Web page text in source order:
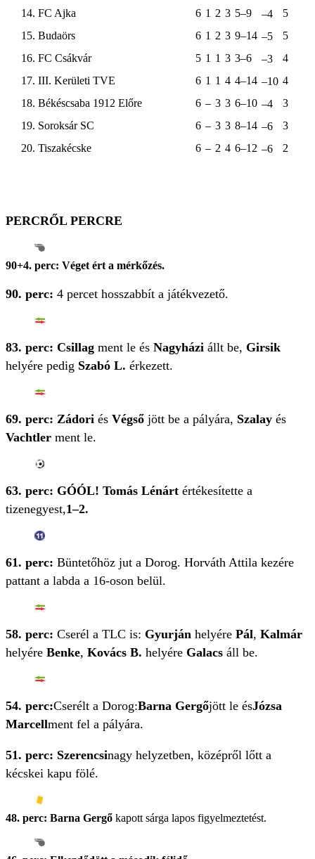
14. FC Ajka
6 1 2 3 5–9 –4
5
15. Budaörs
6 1 2 3 9–14 –5
5
16. FC Csákvár
5 1 1 3 3–6 –3
4
17. III. Kerületi TVE
6 1 1 4 4–14 –10 4
18. Békéscsaba 1912 Előre
6 – 3 3 6–10 –4
3
19. Soroksár SC
6 – 3 3 8–14 –6
3
20. Tiszakécske
6 – 2 4 6–12 –6 2
PERCRŐL PERCRE
90+4. perc: Véget ért a mérkőzés.
90. perc: 4 percet hosszabbít a játékvezető.
83. perc: Csillag ment le és Nagyházi állt be, Girsik
helyére pedig Szabó L. érkezett.
69. perc: Zádori és Végső jött be a pályára, Szalay és
Vachtler ment le.
63. perc: GÓÓL! Tomás Lénárt értékesítette a
tizenegyest,1–2.
61. perc: Büntetőhöz jut a Dorog. Horváth Attila kezére
pattant a labda a 16-oson belül.
58. perc: Cserél a TLC is: Gyurján helyére Pál, Kalmár
helyére Benke, Kovács B. helyére Galacs áll be.
54. perc:Cserélt a Dorog:Barna Gergőjött le ésJózsa
Marcellment fel a pályára.
51. perc: Szerencsinagy helyzetben, középről lőtt a
kécskei kapu fölé.
48. perc: Barna Gergő kapott sárga lapos figyelmeztetést.